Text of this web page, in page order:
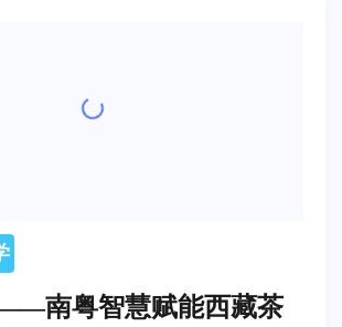
南粤智慧赋能西藏茶